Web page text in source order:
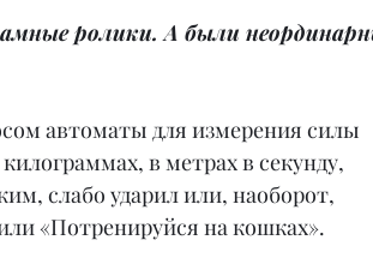
ролики. А были
автоматы для измерения силы
в метрах в секунду,
слабо ударил или, наоборот,
«Потренируйся на кошках».